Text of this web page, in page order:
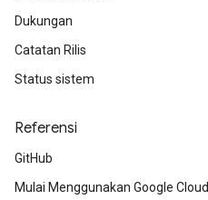
Dukungan
Catatan Rilis
Status sistem
Referensi
GitHub
Mulai Menggunakan Google Cloud